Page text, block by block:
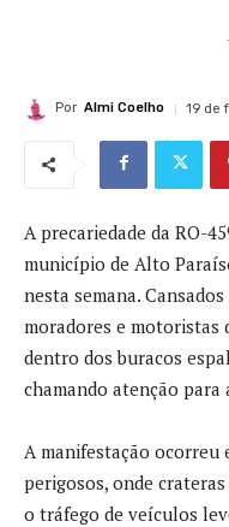
Por Almi Coelho 19 de
A precariedade da RO-
município de Alto
nesta semana.
moradores e motoristas
dentro dos buracos
chamando atenção
A manifestação ocorreu
perigosos, onde
o tráfego de veículos